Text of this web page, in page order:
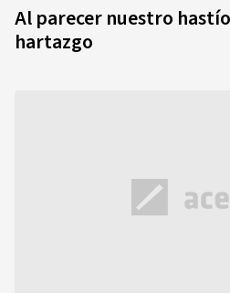
Al parecer nuestro
hartazgo